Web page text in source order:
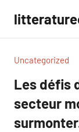
contenu
Uncategorized
Les défis
secteur